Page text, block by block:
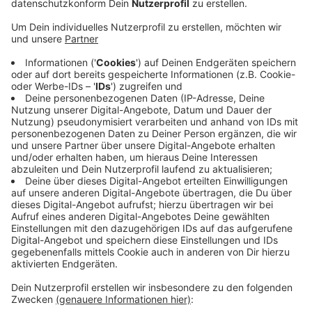
machte aber auch als Historiker von sich reden.
Veröffentlicht:Freitag, 17.10.2025 12:42
Anzeige
Vor allem um die Erforschung der Coesfelder
Stadtgeschichte hat er sich verdient gemacht. 1884
gründete er außerdem den Westfälischen
Philologenverband mit und 12 Jahre später gehörte er
zu den Mitbegründern der Historischen Kommission für
Westfalen. Die Stadt Coesfeld ehrte ihn mit der
Benennung einer Straße und der Kreis Coesfeld
vergibt den "Franz-Darpe-Preis" beim
Geschichtswettbewerb.